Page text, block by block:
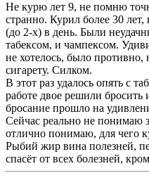
Не курю лет 9, не помню
странно. Курил более 30
(до 2-х) в день. Были
табексом, и чампексом.
не хотелось, было противно,
сигарету. Силком.
В этот раз удалось опять с
работе двое решили
бросание прошло на
Сейчас реально не понимаю
отлично понимаю, для чего
Рыбий жир вина полезней,
спасёт от всех болезней,